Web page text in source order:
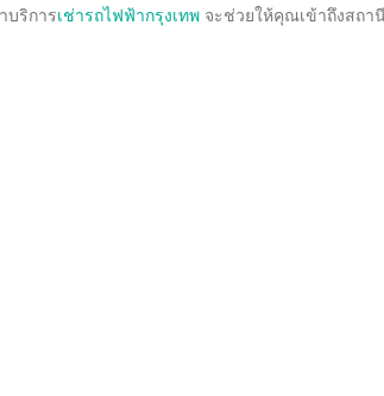
บริการเช่ารถไฟฟ้ากรุงเทพ จะช่วยให้คุณเข้าถึงสถา